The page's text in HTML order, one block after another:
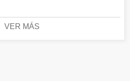
VER MÁS